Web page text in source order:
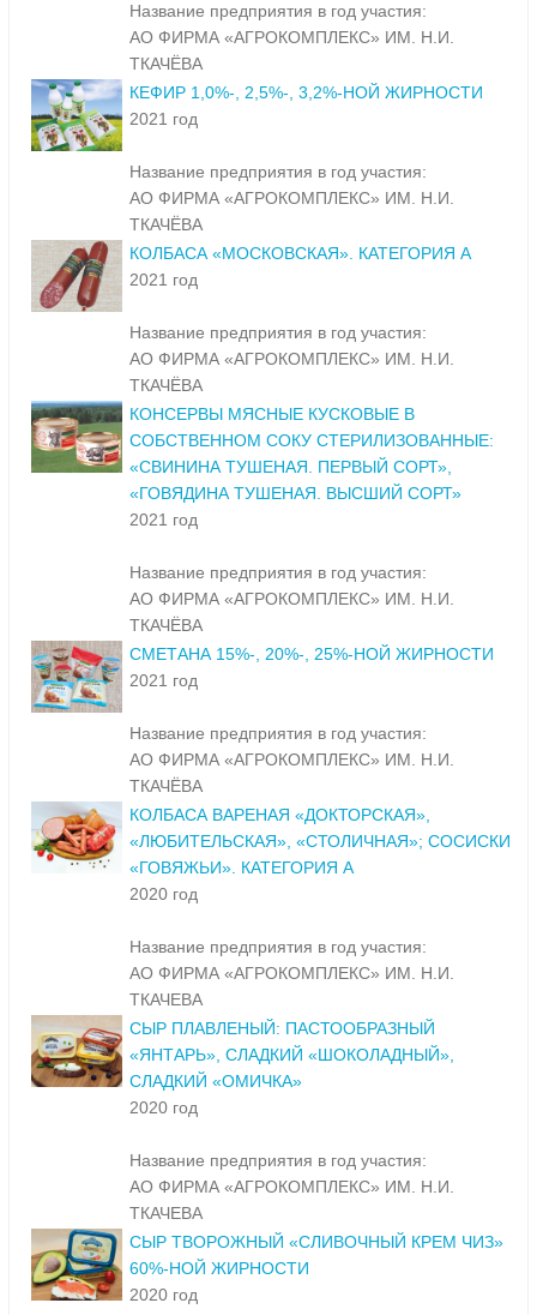
Название предприятия в год участия:
АО ФИРМА «АГРОКОМПЛЕКС» ИМ. Н.И.
ТКАЧЁВА
КЕФИР 1,0%-, 2,5%-, 3,2%-НОЙ ЖИРНОСТИ
2021 год
Название предприятия в год участия:
АО ФИРМА «АГРОКОМПЛЕКС» ИМ. Н.И.
ТКАЧЁВА
КОЛБАСА «МОСКОВСКАЯ». КАТЕГОРИЯ А
2021 год
Название предприятия в год участия:
АО ФИРМА «АГРОКОМПЛЕКС» ИМ. Н.И.
ТКАЧЁВА
КОНСЕРВЫ МЯСНЫЕ КУСКОВЫЕ В
СОБСТВЕННОМ СОКУ СТЕРИЛИЗОВАННЫЕ:
«СВИНИНА ТУШЕНАЯ. ПЕРВЫЙ СОРТ»,
«ГОВЯДИНА ТУШЕНАЯ. ВЫСШИЙ СОРТ»
2021 год
Название предприятия в год участия:
АО ФИРМА «АГРОКОМПЛЕКС» ИМ. Н.И.
ТКАЧЁВА
СМЕТАНА 15%-, 20%-, 25%-НОЙ ЖИРНОСТИ
2021 год
Название предприятия в год участия:
АО ФИРМА «АГРОКОМПЛЕКС» ИМ. Н.И.
ТКАЧЁВА
КОЛБАСА ВАРЕНАЯ «ДОКТОРСКАЯ»,
«ЛЮБИТЕЛЬСКАЯ», «СТОЛИЧНАЯ»; СОСИСКИ
«ГОВЯЖЬИ». КАТЕГОРИЯ А
2020 год
Название предприятия в год участия:
АО ФИРМА «АГРОКОМПЛЕКС» ИМ. Н.И.
ТКАЧЕВА
СЫР ПЛАВЛЕНЫЙ: ПАСТООБРАЗНЫЙ
«ЯНТАРЬ», СЛАДКИЙ «ШОКОЛАДНЫЙ»,
СЛАДКИЙ «ОМИЧКА»
2020 год
Название предприятия в год участия:
АО ФИРМА «АГРОКОМПЛЕКС» ИМ. Н.И.
ТКАЧЕВА
СЫР ТВОРОЖНЫЙ «СЛИВОЧНЫЙ КРЕМ ЧИЗ»
60%-НОЙ ЖИРНОСТИ
2020 год